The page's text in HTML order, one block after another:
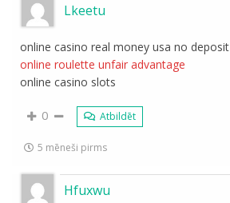
Lkeetu
online casino real money usa no deposit
online roulette unfair advantage
online casino slots
0 Atbildēt
5 mēneši pirms
Hfuxwu